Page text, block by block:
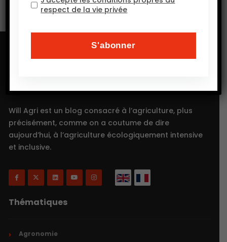
Will Agri est un blog consacré à l’agriculture, plus
précisément, comme on a coutume de dire
aujourd’hui, à l’agriculture écologiquement intensive
et inclusive.
Thématiques
Agronomie
respect de la vie privée